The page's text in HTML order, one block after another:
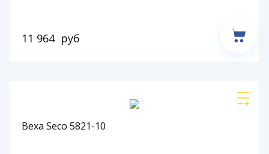
11 964 руб
Веха Seco 5821-10